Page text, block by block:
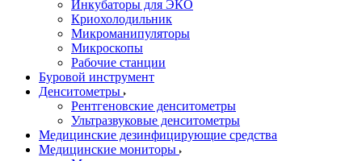
Инкубаторы для ЭКО
Криохолодильник
Микроманипуляторы
Микроскопы
Рабочие станции
Буровой инструмент
Денситометры
Рентгеновские денситометры
Ультразвуковые денситометры
Медицинские дезинфицирующие средства
Медицинские мониторы